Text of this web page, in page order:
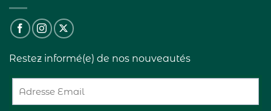
Restez informé(e) de nos nouveautés